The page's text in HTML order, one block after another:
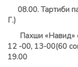
08.00. Тартиби
Г.)
Пахши «Навид»
12 -00, 13-00(60
19.00